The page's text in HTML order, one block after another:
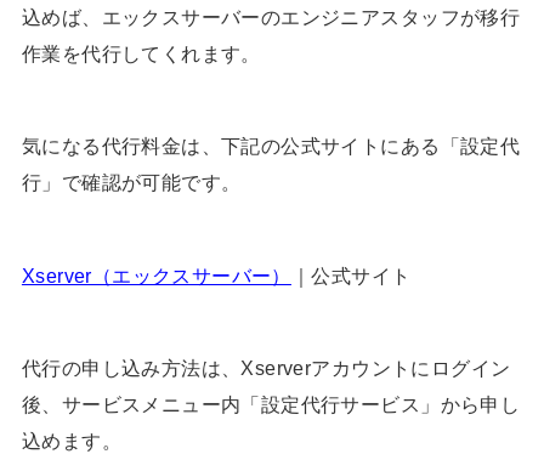
込めば、エックスサーバーのエンジニアスタッフが移行
作業を代行してくれます。
気になる代行料金は、下記の公式サイトにある「設定代
行」で確認が可能です。
Xserver（エックスサーバー） ｜公式サイト
代行の申し込み方法は、Xserverアカウントにログイン
後、サービスメニュー内「設定代行サービス」から申し
込めます。